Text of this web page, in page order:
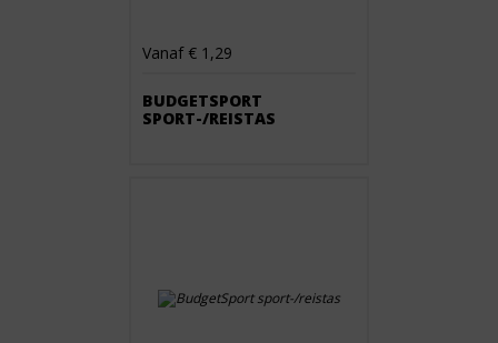
Vanaf € 1,29
BUDGETSPORT
SPORT-/REISTAS